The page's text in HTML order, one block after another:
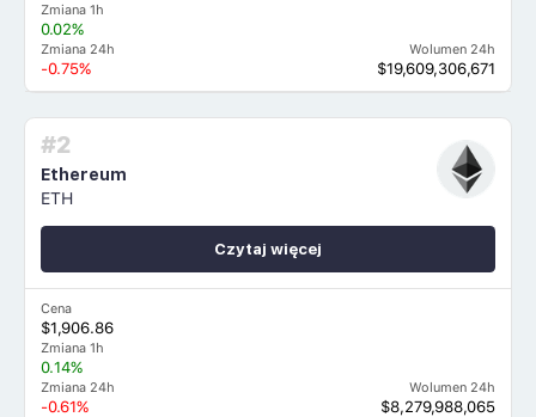
Zmiana 1h
0.02%
Zmiana 24h
-0.75%
Wolumen 24h
$19,609,306,671
#2
Ethereum
ETH
Cena
$1,906.86
Zmiana 1h
0.14%
Zmiana 24h
-0.61%
Wolumen 24h
$8,279,988,065
Czytaj więcej